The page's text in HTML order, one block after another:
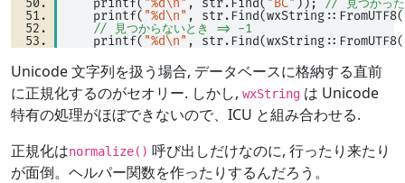
    printf(
"%d\n" , str.Find( "BC" )); // 見つかっ
    printf(
"%d\n" , str.Find(wxString::FromUTF8(
// 見つからないとき => -1
    printf(
"%d\n" , str.Find(wxString::FromUTF8(
Unicode 文字列を扱う場合, データベースに格納する直前
に正規化するのがセオリー. しかし, wxString は Unicode
特有の処理がほぼできないので、ICU と組み合わせる.
正規化はnormalize() 呼び出しだけなのに, 行ったり来たり
が面倒。ヘルパー関数を作ったりするんだろう。